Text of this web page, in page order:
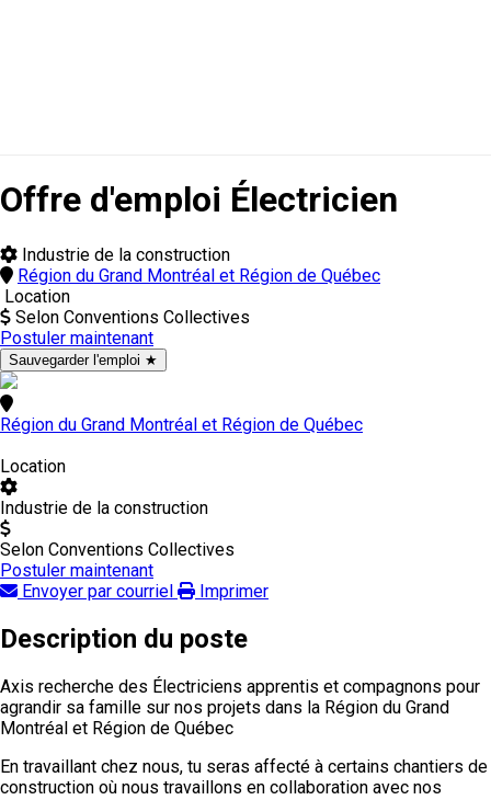
Offre d'emploi Électricien
Industrie de la construction
Région du Grand Montréal et Région de Québec
Location
Selon Conventions Collectives
Postuler maintenant
Sauvegarder l'emploi ★
Région du Grand Montréal et Région de Québec
Location
Industrie de la construction
Selon Conventions Collectives
Postuler maintenant
Envoyer par courriel
Imprimer
Description du poste
Axis recherche des Électriciens apprentis et compagnons pour
agrandir sa famille sur nos projets dans la Région du Grand
Montréal et Région de Québec
En travaillant chez nous, tu seras affecté à certains chantiers de
construction où nous travaillons en collaboration avec nos